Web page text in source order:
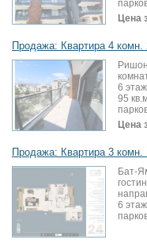
Цена
Продажа: Квартира 4 комн.
6
95
Цена
Продажа: Квартира 3 комн.
Бат-
6